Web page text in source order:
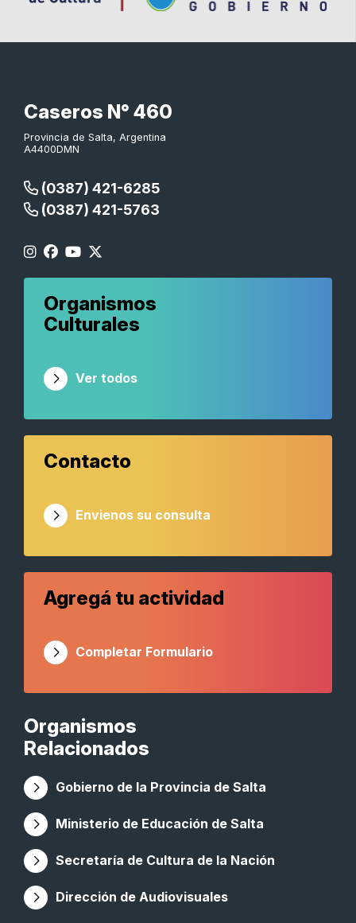
Caseros N° 460
Provincia de Salta, Argentina
A4400DMN
(0387) 421-6285
(0387) 421-5763
Organismos
Relacionados
Gobierno de la Provincia de Salta
Ministerio de Educación de Salta
Secretaría de Cultura de la Nación
Dirección de Audiovisuales
Organismos
Culturales
Ver todos
Contacto
Envienos su consulta
Agregá tu actividad
Completar Formulario